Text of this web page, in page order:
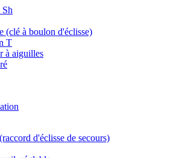
(clé à boulon d'éclisse)
T
à aiguilles
d'éclisse de secours)